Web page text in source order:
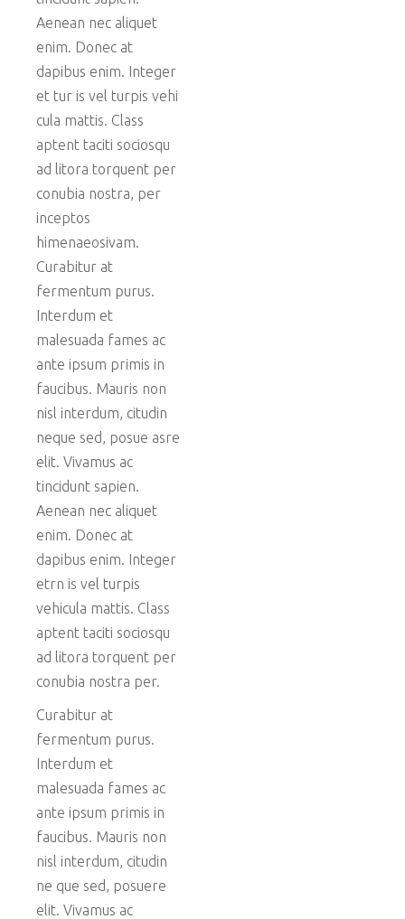
Aenean nec aliquet
enim. Donec at
dapibus enim. Integer
et tur is vel turpis vehi
cula mattis. Class
aptent taciti sociosqu
ad litora torquent per
conubia nostra, per
inceptos
himenaeosivam.
Curabitur at
fermentum purus.
Interdum et
malesuada fames ac
ante ipsum primis in
faucibus. Mauris non
nisl interdum, citudin
neque sed, posue asre
elit. Vivamus ac
tincidunt sapien.
Aenean nec aliquet
enim. Donec at
dapibus enim. Integer
etrn is vel turpis
vehicula mattis. Class
aptent taciti sociosqu
ad litora torquent per
conubia nostra per.
Curabitur at
fermentum purus.
Interdum et
malesuada fames ac
ante ipsum primis in
faucibus. Mauris non
nisl interdum, citudin
ne que sed, posuere
elit. Vivamus ac